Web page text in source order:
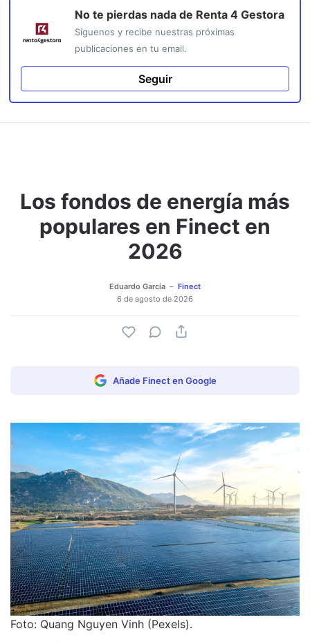
No te pierdas nada de Renta 4 Gestora
Síguenos y recibe nuestras próximas
publicaciones en tu email.
Seguir
Los fondos de energía más
populares en Finect en
2026
Eduardo García
Finect
6 de agosto de 2026
Añade Finect en Google
Foto: Quang Nguyen Vinh (Pexels).